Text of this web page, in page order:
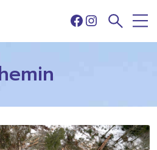
Facebook
Instagram